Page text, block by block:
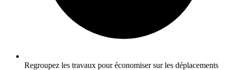
Regroupez les travaux pour économiser sur les déplacements